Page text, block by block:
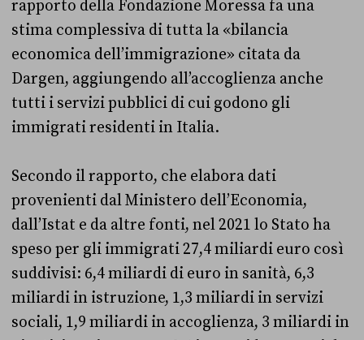
rapporto della Fondazione Moressa fa una
stima complessiva di tutta la «bilancia
economica dell’immigrazione» citata da
Dargen, aggiungendo all’accoglienza anche
tutti i servizi pubblici di cui godono gli
immigrati residenti in Italia.
Secondo il rapporto, che elabora dati
provenienti dal Ministero dell’Economia,
dall’Istat e da altre fonti, nel 2021 lo Stato ha
speso per gli immigrati 27,4 miliardi euro così
suddivisi: 6,4 miliardi di euro in sanità, 6,3
miliardi in istruzione, 1,3 miliardi in servizi
sociali, 1,9 miliardi in accoglienza, 3 miliardi in